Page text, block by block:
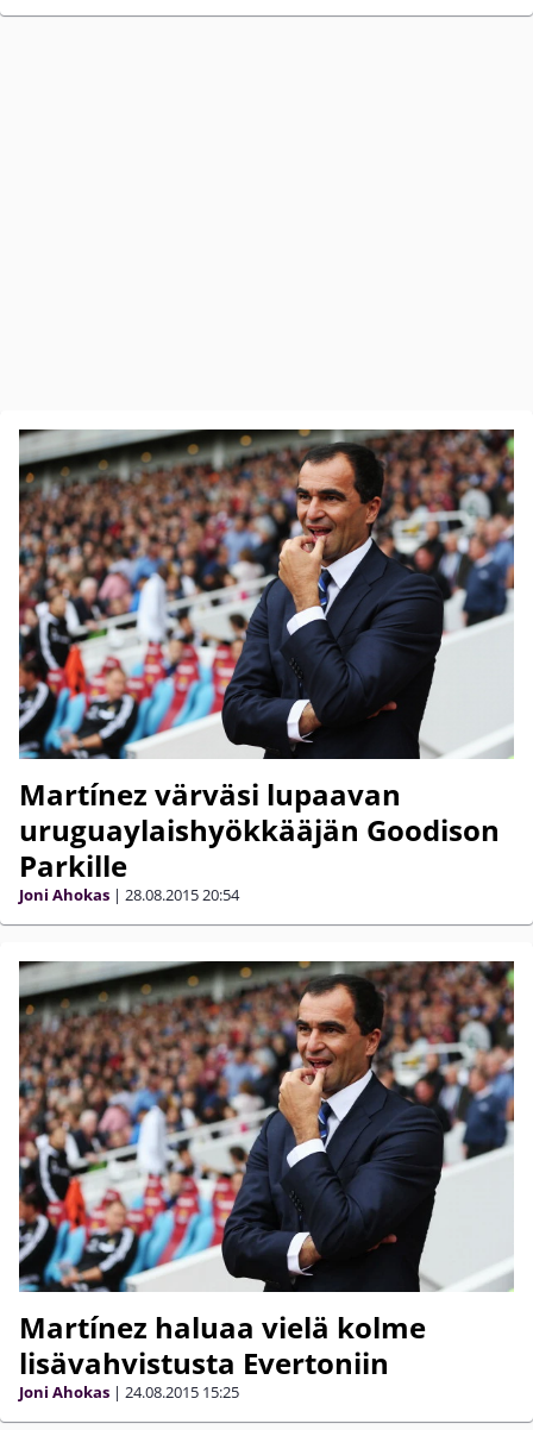
Martínez värväsi lupaavan
uruguaylaishyökkääjän Goodison
Parkille
Joni Ahokas | 28.08.201520:54
Martínez haluaa vielä kolme
lisävahvistusta Evertoniin
Joni Ahokas | 24.08.2015 15:25